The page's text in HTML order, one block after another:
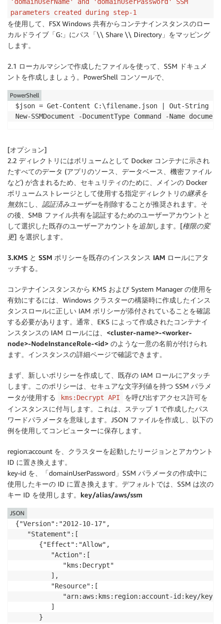
}
parameters created during step-1
を使用して、FSX Windows 共有からコンテナインスタンスのロー
カルドライブ「G:」にパス「\\ Share \\ Directory」をマッピング
します。
2.1 ローカルマシンで作成したファイルを使って、SSM ドキュメ
ントを作成しましょう。PowerShell コンソールで、
$json = Get-Content C:\filename.json | Out-String
New-SSMDocument -DocumentType Command -Name
PowerShell
[オプション]
2.2 ディレクトリにはボリュームとして Docker コンテナに示され
たすべてのデータ (アプリのソース、データベース、機密ファイル
など) が含まれるため、セキュリティのために、メインの Docker
ボリュームストレージとして使用する指定ディレクトリの継承を
無効にし、 認証済みユーザーを削除することが推奨されます。そ
の後、SMB ファイル共有を認証するためのユーザーアカウントと
して選択した既存のユーザーアカウントを追加します。[権限の変
更] を選択します。
3.KMS と SSM ポリシーを既存のインスタンス IAM ロールにアタ
ッチする。
コンテナインスタンスから KMS および System Manager の使用を
有効にするには、Windows クラスターの構築時に作成したインス
タンスロールに正しい IAM ポリシーが添付されていることを確認
する必要があります。通常、EKS によって作成されたコンテナイ
ンスタンスの IAM ロールには、 <cluster-name>-<worker-
node>-NodeInstanceRole-<id> のような一意の名前が付けられ
ます。インスタンスの詳細ページで確認できます。
まず、新しいポリシーを作成して、既存の IAM ロールにアタッチ
します。このポリシーは、セキュアな文字列値を持つ SSM パラメ
ータが使用する
kms:Decrypt API
を呼び出すアクセス許可を
インスタンスに付与します。これは、ステップ 1 で作成したパス
ワードパラメータを意味します。JSON ファイルを作成し、以下の
例を使用してコンピューターに保存します。
region:account を、クラスターを起動したリージョンとアカウント
ID に置き換えます。
key-id を、「domainUserPassword」SSM パラメータの作成中に
使用したキーの ID に置き換えます。デフォルトでは、SSM は次の
キー ID を使用します。 key/alias/aws/ssm
{"Version":"2012-10-17",
   "Statement":[
      {"Effect":"Allow",
         "Action":[
            "kms:Decrypt"
         ],
         "Resource":[
"arn:aws:kms:region:account-id:key/key-
         ]
      }
JSON